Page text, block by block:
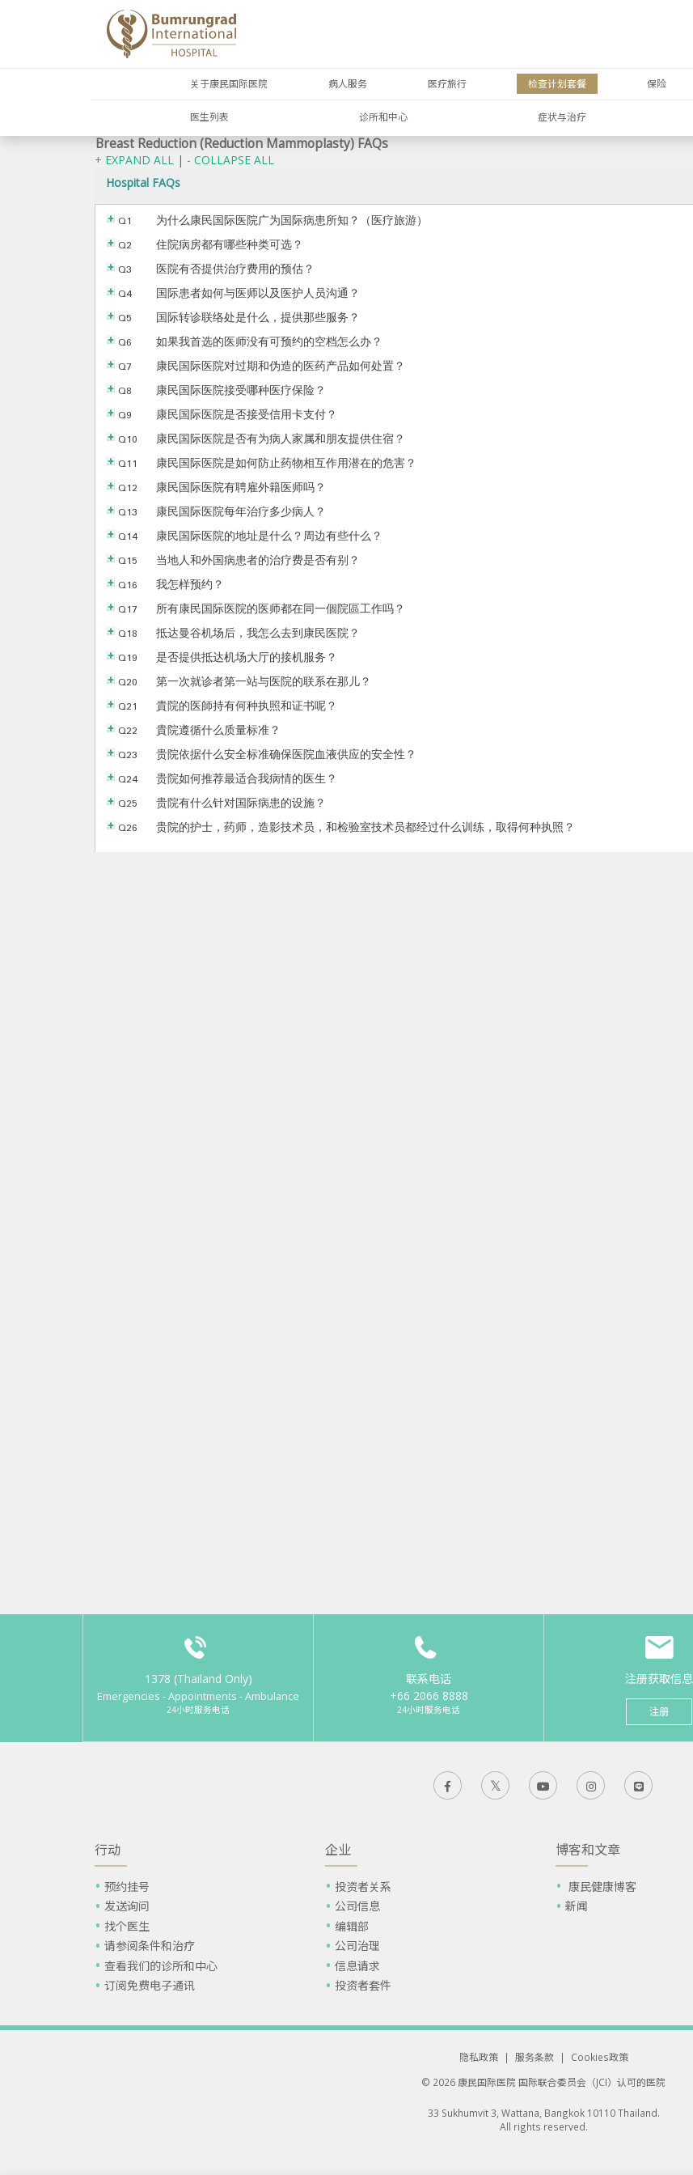
关于康民国际医院 病人服务 医疗旅行 检查计划套餐 保险
医生列表 诊所和中心 症状与治疗
Breast Reduction (Reduction Mammoplasty) FAQs
+ EXPAND ALL | - COLLAPSE ALL
Hospital FAQs
Q1
为什么康民国际医院广为国际病患所知？（医疗旅游）
Q2
住院病房都有哪些种类可选？
Q3
医院有否提供治疗费用的预估？
Q4
国际患者如何与医师以及医护人员沟通？
Q5
国际转诊联络处是什么，提供那些服务？
Q6
如果我首选的医师没有可预约的空档怎么办？
Q7
康民国际医院对过期和伪造的医药产品如何处置？
Q8
康民国际医院接受哪种医疗保险？
Q9
康民国际医院是否接受信用卡支付？
Q10
康民国际医院是否有为病人家属和朋友提供住宿？
Q11
康民国际医院是如何防止药物相互作用潜在的危害？
Q12
康民国际医院有聘雇外籍医师吗？
Q13
康民国际医院每年治疗多少病人？
Q14
康民国际医院的地址是什么？周边有些什么？
Q15
当地人和外国病患者的治疗费是否有别？
Q16
我怎样预约？
Q17
所有康民国际医院的医师都在同一個院區工作吗？
Q18
抵达曼谷机场后，我怎么去到康民医院？
Q19
是否提供抵达机场大厅的接机服务？
Q20
第一次就诊者第一站与医院的联系在那儿？
Q21
貴院的医師持有何种执照和证书呢？
Q22
貴院遵循什么质量标准？
Q23
贵院依据什么安全标准确保医院血液供应的安全性？
Q24
贵院如何推荐最适合我病情的医生？
Q25
贵院有什么针对国际病患的设施？
Q26
贵院的护士，药师，造影技术员，和检验室技术员都经过什么训练，取得何种执照？
1378 (Thailand Only)
Emergencies - Appointments - Ambulance
24小时服务电话
联系电话
+66 2066 8888
24小时服务电话
注册获取信息
注册
行动
预约挂号
发送询问
找个医生
请参阅条件和治疗
查看我们的诊所和中心
订阅免费电子通讯
企业
投资者关系
公司信息
编辑部
公司治理
信息请求
投资者套件
博客和文章
康民健康博客
新闻
隐私政策 | 服务条款 |
Cookies政策
© 2026 康民国际医院 国际联合委员会（JCI）认可的医院
33 Sukhumvit 3, Wattana, Bangkok 10110 Thailand.
All rights reserved.